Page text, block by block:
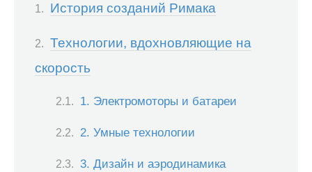
История созданий Римака
Технологии, вдохновляющие на
скорость
1. Электромоторы и батареи
2. Умные технологии
3. Дизайн и аэродинамика